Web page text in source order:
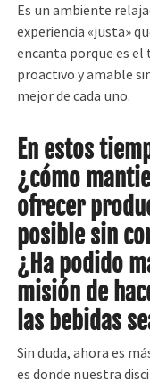
Es un ambiente
experiencia «justa»
encanta porque es el
proactivo y amable
mejor de cada uno.
En estos
¿cómo
ofrecer
posible sin
¿Ha podido
misión de
las bebidas
Sin duda, ahora es
es donde nuestra